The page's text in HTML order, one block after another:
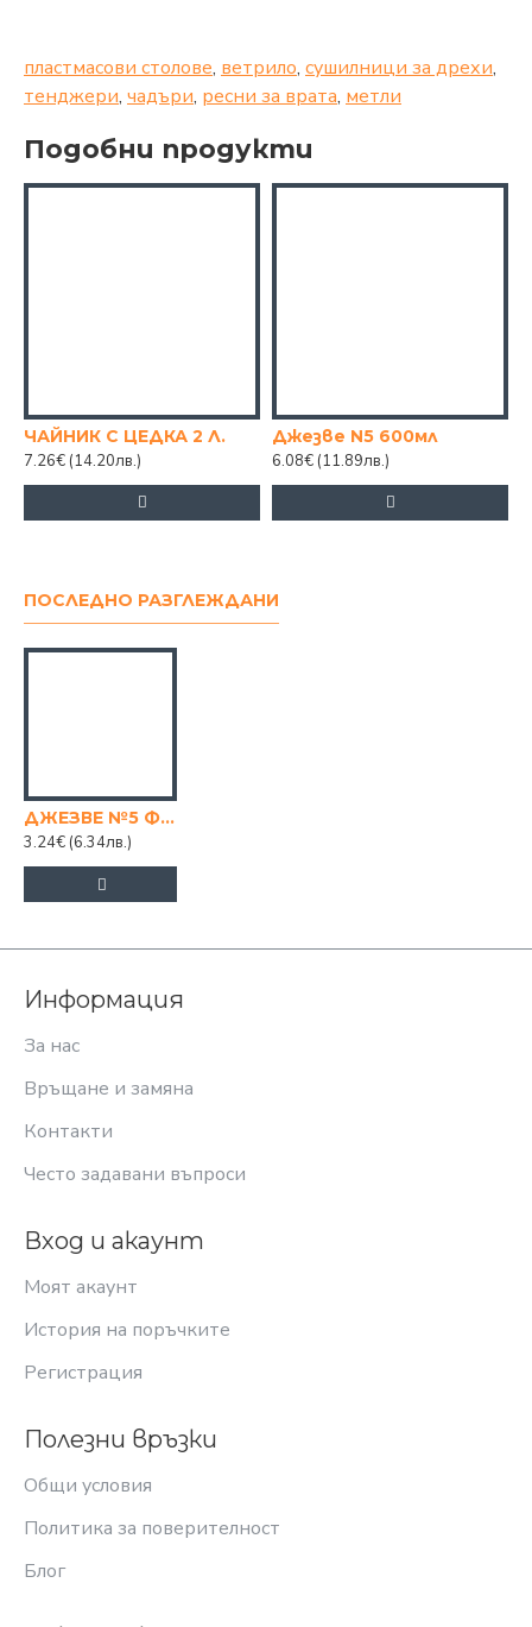
пластмасови столове, ветрило, сушилници за дрехи,
тенджери, чадъри, ресни за врата, метли
Подобни продукти
ЧАЙНИК С ЦЕДКА 2 Л.
7.26€ (14.20лв.)
Джезве N5 600мл
6.08€ (11.89лв.)
ПОСЛЕДНО РАЗГЛЕЖДАНИ
ДЖЕЗВЕ №5 Ф10
3.24€ (6.34лв.)
Информация
За нас
Връщане и замяна
Контакти
Често задавани въпроси
Вход и акаунт
Моят акаунт
История на поръчките
Регистрация
Полезни връзки
Общи условия
Политика за поверителност
Блог